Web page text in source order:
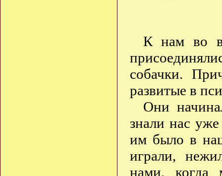
К нам во
собачки.
развитые в
Они
знали нас
им было в
играли,
нами, когда